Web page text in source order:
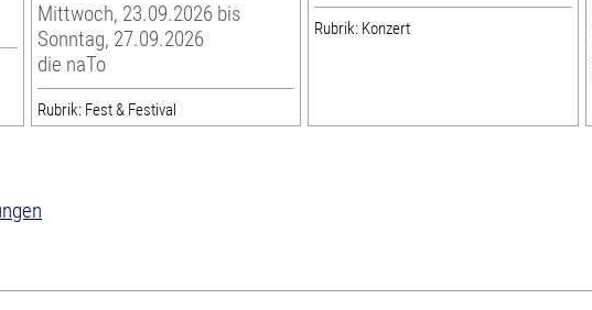
Mittwoch, 23.09.2026 bis
Sonntag, 27.09.2026
die naTo
Rubrik: Fest & Festival
Rubrik: Konzert